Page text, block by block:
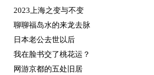
2023上海之变与不变
聊聊福岛水的来龙去脉
日本老公去世以后
我在脸书交了桃花运？
网游京都的五处旧居